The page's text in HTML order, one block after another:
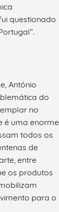
questionado
António
do
no
é uma enorme
todos os
de
entre
os produtos
para o